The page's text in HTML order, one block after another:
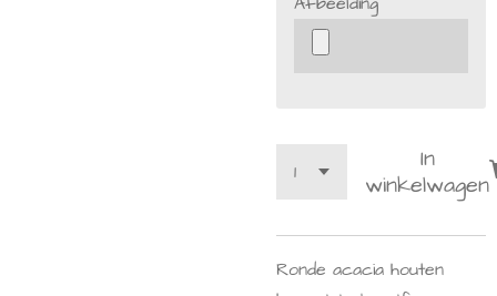
In
winkelwagen
Ronde acacia houten